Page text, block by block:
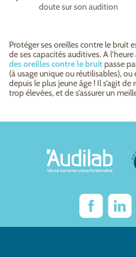
doute sur son audition
Protéger ses oreilles contre le bruit
de ses capacités auditives. A
des oreilles contre le bruitpasse
(à usage unique ou réutilisables),
depuis le plus jeune âge ! Il s’agit
trop élevées, et de s’assurer un